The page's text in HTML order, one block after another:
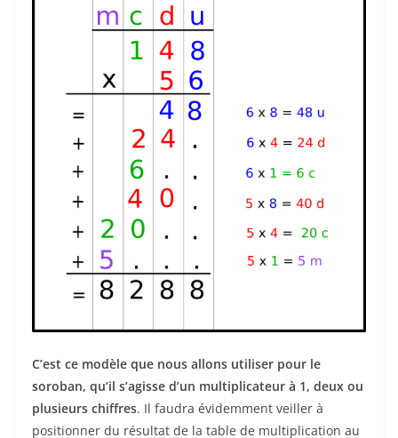
C’est ce modèle que nous allons utiliser pour le
soroban, qu’il s’agisse d’un multiplicateur à 1, deux ou
plusieurs chiffres. Il faudra évidemment veiller à
positionner du résultat de la table de multiplication au